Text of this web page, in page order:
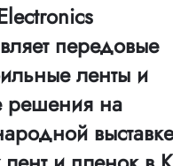
передовые
ленты и
решения на
выставке